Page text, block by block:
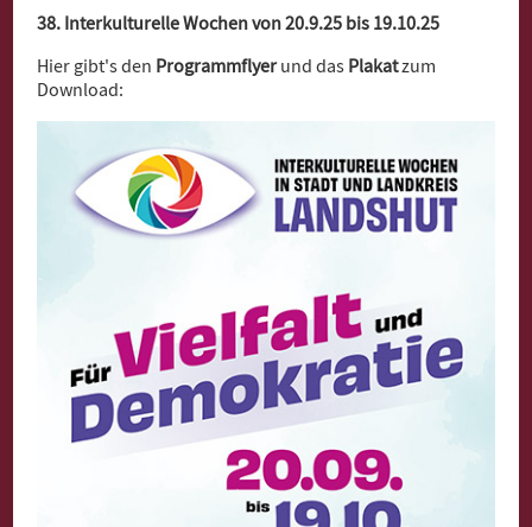
38. Interkulturelle Wochen von 20.9.25 bis 19.10.25
Hier gibt's den Programmflyerund das Plakatzum
Download: